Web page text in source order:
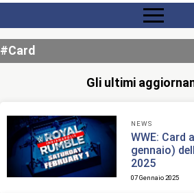
#Card
Gli ultimi
NEWS
WWE: Card
gennaio)
2025
07 Gennaio 2025